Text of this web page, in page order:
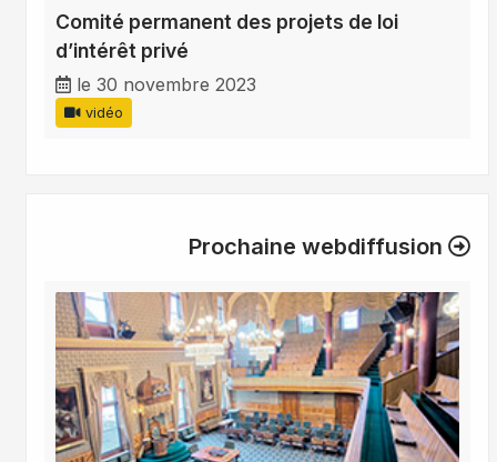
Comité permanent des projets de loi
d’intérêt privé
le 30 novembre 2023
vidéo
Prochaine webdiffusion